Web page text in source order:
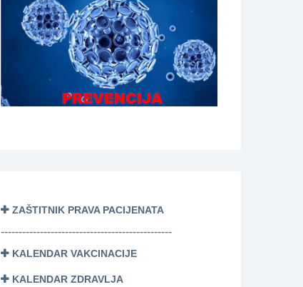
ZAŠTITNIK PRAVA PACIJENATA
------------------------------------------------
KALENDAR VAKCINACIJE
KALENDAR ZDRAVLJA